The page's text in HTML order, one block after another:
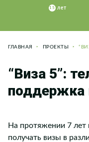
ГЛАВНАЯ ПРОЕКТЫ
“Виза 5”:
поддержка
На протяжении 7 лет
получать визы в